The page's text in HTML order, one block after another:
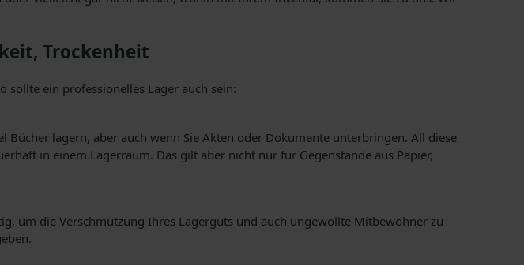
Trockenheit
sollte ein professionelles Lager auch sein:
lagern, aber auch wenn Sie Akten oder Dokumente unterbringen. All diese
in einem Lagerraum. Das gilt aber nicht nur für Gegenstände aus Papier,
um die Verschmutzung Ihres Lagerguts und auch ungewollte Mitbewohner zu